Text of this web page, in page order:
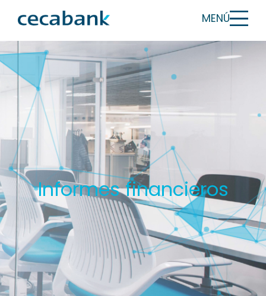
MENÚ
Informes financieros